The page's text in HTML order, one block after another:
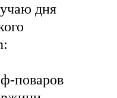
дня
поваров